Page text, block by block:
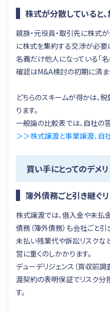
株式が分散していると
親族・元役員・取引先に株式
に株式を集約する交渉が必要
名義だけ他人になっている「
確認はM&A検討の初期に済ま
どちらのスキームが得かは、
ります。
一般論の比較表では、自社の
＞＞株式譲渡と事業譲渡、自
買い手にとってのデメ
簿外債務ごと引き継ぐ
株式譲渡では、借入金や未払
債務（簿外債務）も会社ごと引
未払い残業代や訴訟リスクな
営に重くのしかかります。
デューデリジェンス（買収前
渡契約の表明保証でリスク分
す。